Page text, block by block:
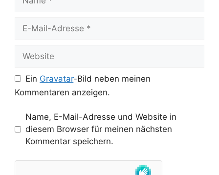
Mail-
Ein Gravatar-Bild neben meinen
Kommentaren anzeigen.
Name, E-Mail-Adresse und Website in
diesem Browser für meinen nächsten
Kommentar speichern.